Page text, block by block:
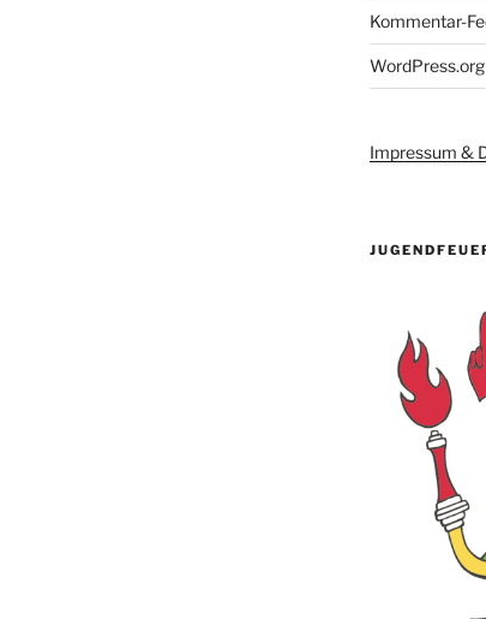
Kommentar-
WordPress.org
Impressum &